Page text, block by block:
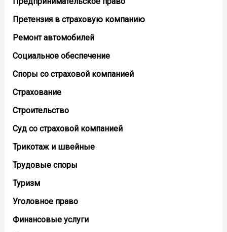
Претензия в страховую компанию
Ремонт автомобилей
Социальное обеспечение
Споры со страховой компанией
Страхование
Строительство
Суд со страховой компанией
Трикотаж и швейные
Трудовые споры
Туризм
Уголовное право
Финансовые услуги